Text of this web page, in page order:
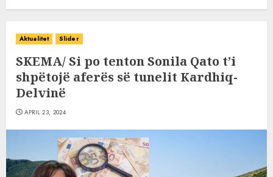
Aktualitet Slider
SKEMA/ Si po tenton Sonila Qato t’i
shpëtojë aferës së tunelit Kardhiq-
Delvinë
APRIL 23, 2024